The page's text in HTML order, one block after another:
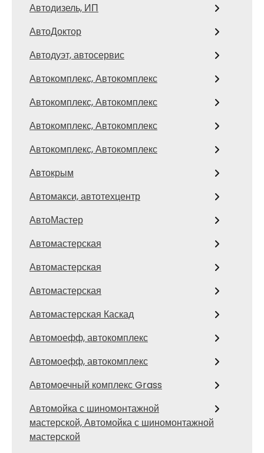
Автодизель, ИП
АвтоДоктор
Автодуэт, автосервис
Автокомплекс, Автокомплекс
Автокомплекс, Автокомплекс
Автокомплекс, Автокомплекс
Автокомплекс, Автокомплекс
Автокрым
Автомакси, автотехцентр
АвтоМастер
Автомастерская
Автомастерская
Автомастерская
Автомастерская Каскад
Автомоефф, автокомплекс
Автомоефф, автокомплекс
Автомоечный комплекс Grass
Автомойка с шиномонтажной
мастерской, Автомойка с шиномонтажной
мастерской